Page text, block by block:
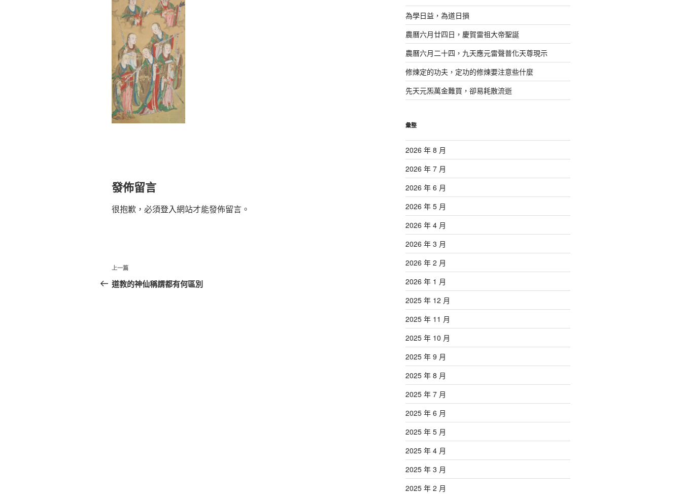
發佈留言
很抱歉，必須登入網站才能發佈留言。
文
章
上
一
上一篇
道教的神仙稱謂都有何區別
為學日益，為道日損
農曆六月廿四日，慶賀雷祖大帝聖誕
農曆六月二十四，九天應元雷聲普化天尊現示
修煉定的功夫，定功的修煉要注意些什麼
先天元炁萬金難買，卻易耗散流逝
彙整
2026 年 8 月
2026 年 7 月
2026 年 6 月
2026 年 5 月
2026 年 4 月
2026 年 3 月
2026 年 2 月
2026 年 1 月
2025 年 12 月
2025 年 11 月
2025 年 10 月
2025 年 9 月
2025 年 8 月
2025 年 7 月
2025 年 6 月
2025 年 5 月
2025 年 4 月
2025 年 3 月
2025 年 2 月